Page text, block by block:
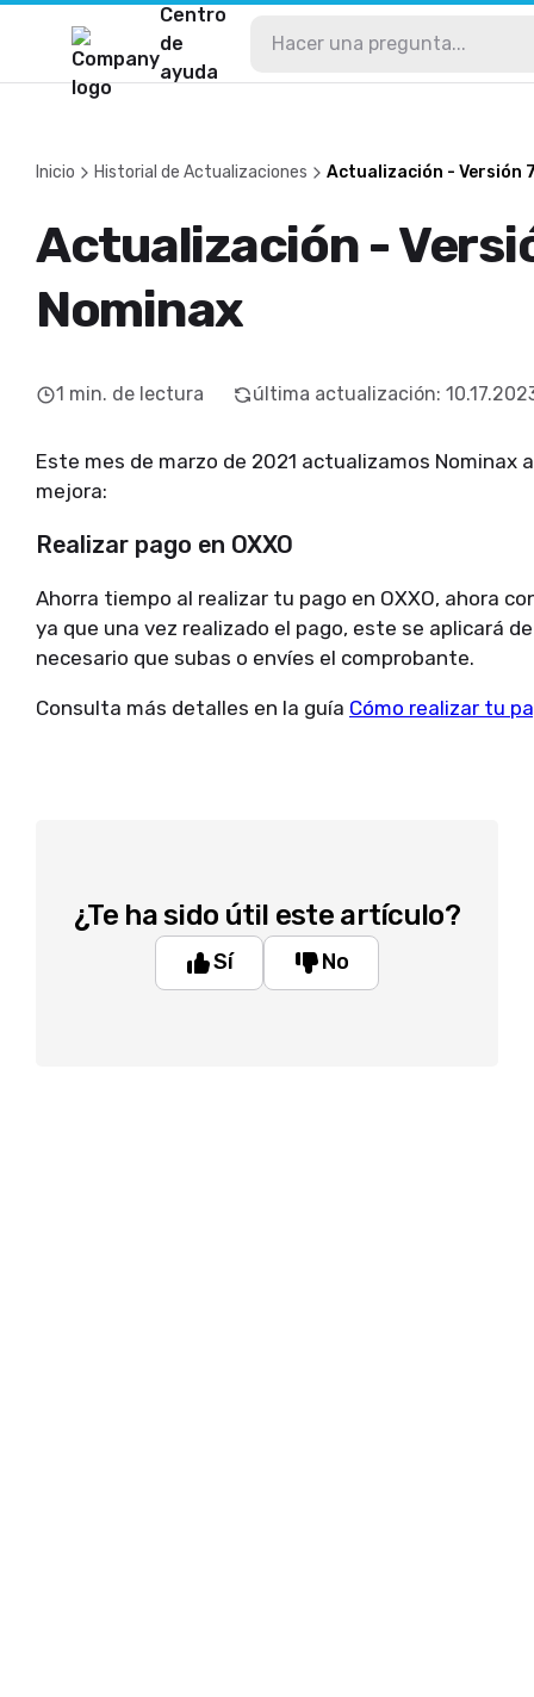
Centro
de
ayuda
Inicio Historial de Actualizaciones Actualización - Versión
Actualización -
Nominax
1 min. de lectura última actualización:
Este mes de marzo de 2021 actualizamos Nominax
mejora:
Realizar pago en OXXO
Ahorra tiempo al realizar tu pago en OXXO, ahora
ya que una vez realizado el pago, este se aplicará
necesario que subas o envíes el comprobante.
Consulta más detalles en la guía Cómo realizar tu
¿Te ha sido útil este artículo?
Sí No